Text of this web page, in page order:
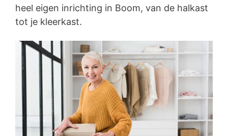
heel eigen inrichting in Boom, van de halkast
tot je kleerkast.